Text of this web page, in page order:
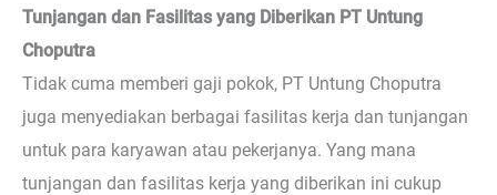
Tunjangan dan Fasilitas yang Diberikan PT Untung
Choputra
Tidak cuma memberi gaji pokok, PT Untung Choputra
juga menyediakan berbagai fasilitas kerja dan tunjangan
untuk para karyawan atau pekerjanya. Yang mana
tunjangan dan fasilitas kerja yang diberikan ini cukup